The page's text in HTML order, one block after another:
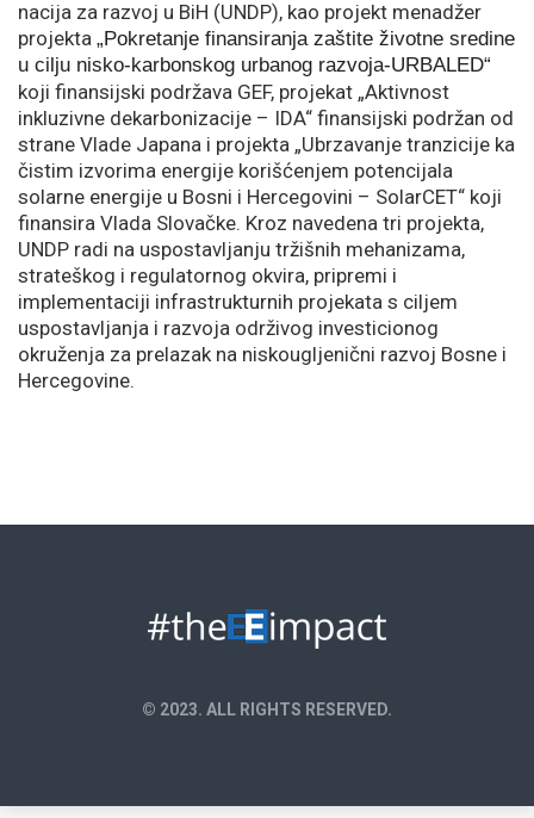
nacija za razvoj u BiH (UNDP), kao projekt menadžer
projekta „Pokretanje finansiranja zaštite životne sredine
u cilju nisko-karbonskog urbanog razvoja-URBALED“
koji finansijski podržava GEF, projekat „Aktivnost
inkluzivne dekarbonizacije – IDA“ finansijski podržan od
strane Vlade Japana i projekta „Ubrzavanje tranzicije ka
čistim izvorima energije korišćenjem potencijala
solarne energije u Bosni i Hercegovini – SolarCET“ koji
finansira Vlada Slovačke. Kroz navedena tri projekta,
UNDP radi na uspostavljanju tržišnih mehanizama,
strateškog i regulatornog okvira, pripremi i
implementaciji infrastrukturnih projekata s ciljem
uspostavljanja i razvoja održivog investicionog
okruženja za prelazak na niskougljenični razvoj Bosne i
Hercegovine.
© 2023. ALL RIGHTS RESERVED.